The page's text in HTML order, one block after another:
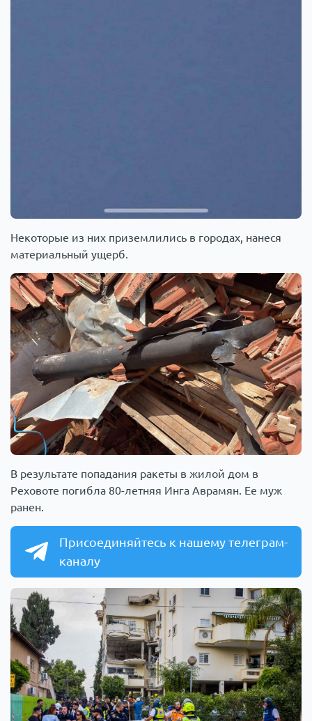
Некоторые из них приземлились в городах, нанеся
материальный ущерб.
В результате попадания ракеты в жилой дом в
Реховоте погибла 80-летняя Инга Аврамян. Ее муж
ранен.
Присоединяйтесь к нашему телеграм-
каналу